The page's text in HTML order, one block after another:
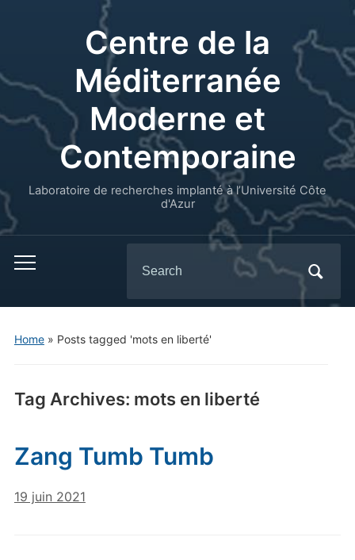
Centre de la
Méditerranée
Moderne et
Contemporaine
Laboratoire de recherches implanté à l’Université Côte
d'Azur
for:
Home» Posts tagged 'mots en liberté'
Tag Archives: mots en liberté
Zang Tumb Tumb
19 juin 2021